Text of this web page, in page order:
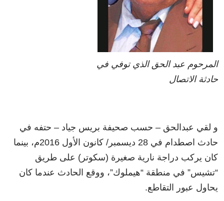
المرحوم عبد الحق الذي توفي في
حادثة الاتصال
و لقي عبدالحق – حسب صحيفة بريس جياد – حتفه في
حادث اصطدام في 28 ديسمبر/ كانون الأول 2016م، بينما
كان يركب دراجة نارية صغيرة (سكوتر) على طريق
“تشيس” في منطقة “هيملوك”، ووقع الحادث عندما كان
يحاول عبور التقاطع.